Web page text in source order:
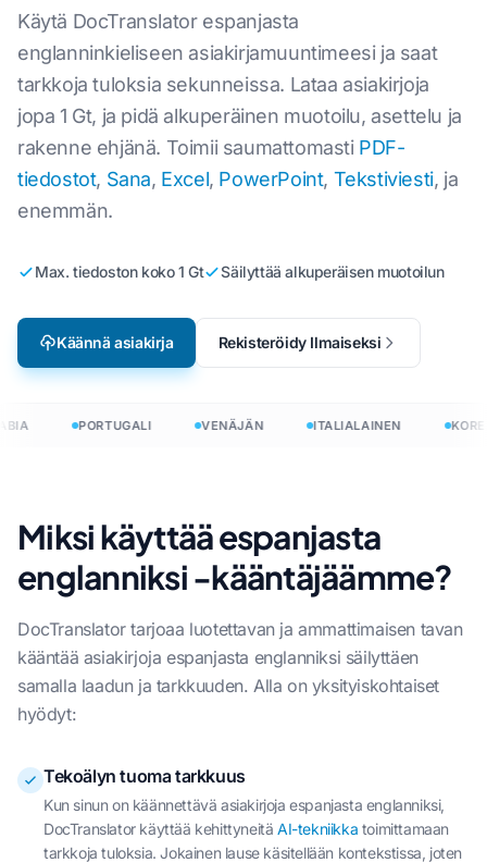
Käytä DocTranslator espanjasta
englanninkieliseen asiakirjamuuntimeesi ja saat
tarkkoja tuloksia sekunneissa. Lataa asiakirjoja
jopa 1 Gt, ja pidä alkuperäinen muotoilu, asettelu ja
rakenne ehjänä. Toimii saumattomasti PDF-
tiedostot, Sana, Excel, PowerPoint, Tekstiviesti, ja
enemmän.
Max. tiedoston koko 1 Gt Säilyttää alkuperäisen muotoilun
Käännä asiakirja Rekisteröidy Ilmaiseksi
PORTUGALI VENÄJÄN ITALIALAINEN
Miksi käyttää espanjasta
englanniksi -kääntäjäämme?
DocTranslator tarjoaa luotettavan ja ammattimaisen tavan
kääntää asiakirjoja espanjasta englanniksi säilyttäen
samalla laadun ja tarkkuuden. Alla on yksityiskohtaiset
hyödyt:
Tekoälyn tuoma tarkkuus
Kun sinun on käännettävä asiakirjoja espanjasta englanniksi,
DocTranslator käyttää kehittyneitäAI-tekniikka toimittamaan
tarkkoja tuloksia. Jokainen lause käsitellään kontekstissa, joten